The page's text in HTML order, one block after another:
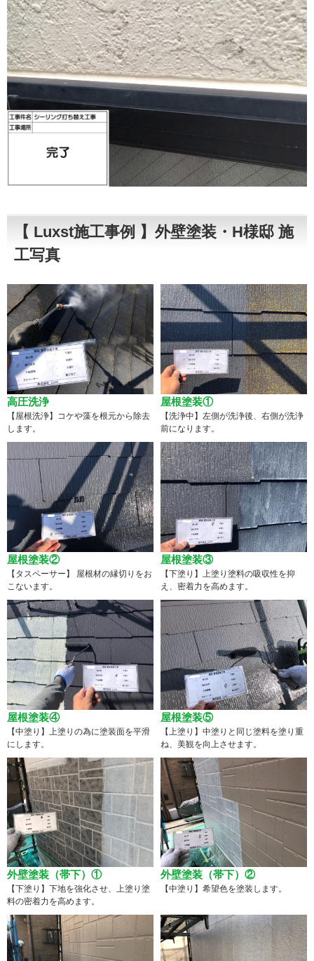
【 Luxst施工事例 】外壁塗装・H様邸 施
工写真
高圧洗浄
【屋根洗浄】コケや藻を根元から除去
します。
屋根塗装①
【洗浄中】左側が洗浄後、右側が洗浄
前になります。
屋根塗装②
【タスペーサー】 屋根材の縁切りをお
こないます。
屋根塗装③
【下塗り】上塗り塗料の吸収性を抑
え、密着力を高めます。
屋根塗装④
【中塗り】上塗りの為に塗装面を平滑
にします。
屋根塗装⑤
【上塗り】中塗りと同じ塗料を塗り重
ね、美観を向上させます。
外壁塗装（帯下）①
【下塗り】下地を強化させ、上塗り塗
料の密着力を高めます。
外壁塗装（帯下）②
【中塗り】希望色を塗装します。